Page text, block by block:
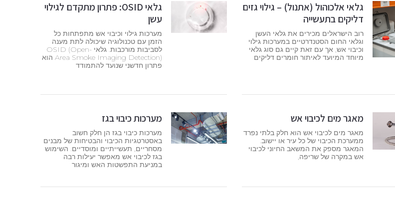
גלאי אלכוהול (אתנול) – גילוי גזים
דליקים בתעשייה
רוב הישראלים מכירים את גלאי העשן
וגלאי החום הסטנדרטיים במערכות גילוי
וכיבוי אש, אך עם זאת קיים גם סוג גלאי
מיוחד המיועד לאיתור חומרים דליקים
גלאי OSID: פתרון מתקדם לגילוי
עשן
מערכות גילוי וכיבוי אש מתפתחות כל
הזמן עם טכנולוגיה שיכולה לתת מענה
לסביבות מורכבות. גלאי OSID (Open-
Area Smoke Imaging Detection) הוא
פתרון חדשני שנועד להתמודד
מאגר מים לכיבוי אש
מאגר מים לכיבוי אש הוא חלק בלתי נפרד
ממערכת הכיבוי של כל עיר או יישוב.
המאגר מספק את המשאב החיוני לכיבוי
אש במקרה של שריפה,
מערכות כיבוי בגז
מערכות כיבוי בגז הן חלק חשוב
באסטרטגיות הכיבוי והבטיחות של מבנים
מסחריים, תעשייתיים ומוסדיים. השימוש
בגז לכיבוי אש מאפשר יעילות רבה
במניעת התפשטות האש ומיגור